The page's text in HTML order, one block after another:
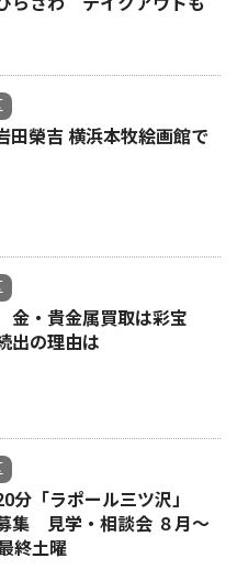
田榮吉 横浜本牧絵画館で
・貴金属買取は彩宝
出の理由は
分「ラポール三ツ沢」
集 見学・相談会 ８月〜
終土曜